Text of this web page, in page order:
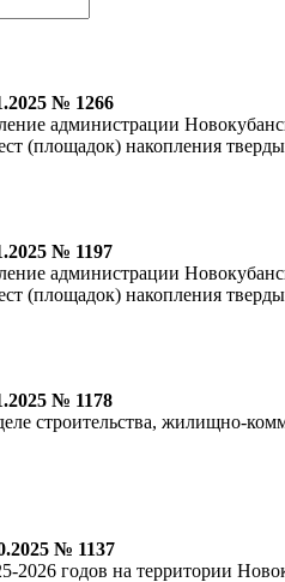
№ 1266
администрации
(площадок) накопления
№ 1197
администрации
(площадок) накопления
№ 1178
строительства, жилищно-
№ 1137
2026 годов на территории